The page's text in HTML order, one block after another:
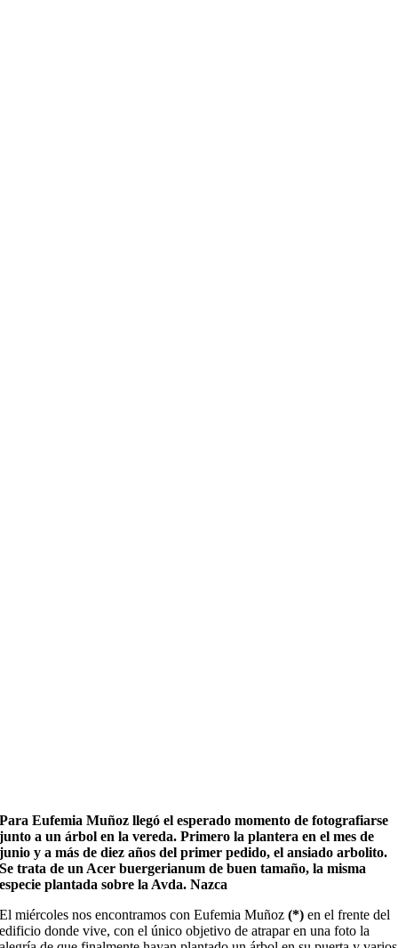
Para Eufemia Muñoz llegó el esperado momento de fotografiarse
junto a un árbol en la vereda. Primero la plantera en el mes de
junio y a más de diez años del primer pedido, el ansiado arbolito.
Se trata de un Acer buergerianum de buen tamaño, la misma
especie plantada sobre la Avda. Nazca
El miércoles nos encontramos con Eufemia Muñoz(*) en el frente del
edificio donde vive, con el único objetivo de atrapar en una foto la